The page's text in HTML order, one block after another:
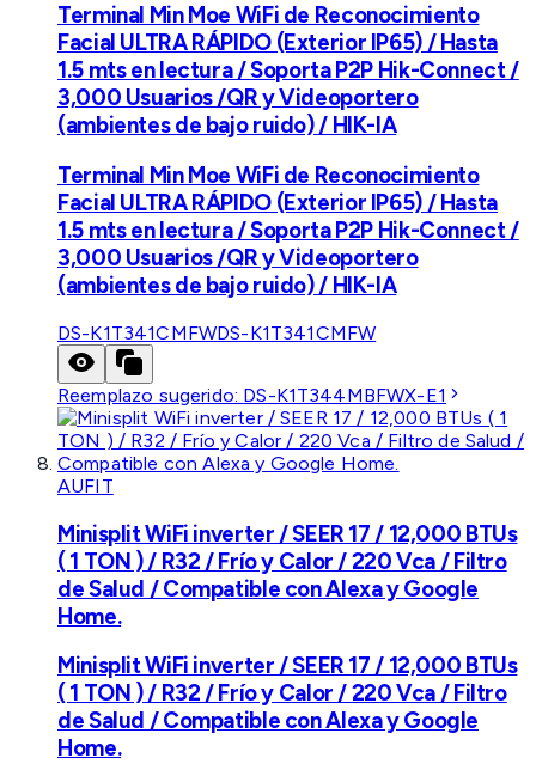
Terminal Min Moe WiFi de Reconocimiento
Facial ULTRA RÁPIDO (Exterior IP65) / Hasta
1.5 mts en lectura / Soporta P2P Hik-Connect /
3,000 Usuarios /QR y Videoportero
(ambientes de bajo ruido) / HIK-IA
Terminal Min Moe WiFi de Reconocimiento
Facial ULTRA RÁPIDO (Exterior IP65) / Hasta
1.5 mts en lectura / Soporta P2P Hik-Connect /
3,000 Usuarios /QR y Videoportero
(ambientes de bajo ruido) / HIK-IA
DS-K1T341CMFWDS-K1T341CMFW
Reemplazo sugerido: DS-K1T344MBFWX-E1
AUFIT
Minisplit WiFi inverter / SEER 17 / 12,000 BTUs
( 1 TON ) / R32 / Frío y Calor / 220 Vca / Filtro
de Salud / Compatible con Alexa y Google
Home.
Minisplit WiFi inverter / SEER 17 / 12,000 BTUs
( 1 TON ) / R32 / Frío y Calor / 220 Vca / Filtro
de Salud / Compatible con Alexa y Google
Home.